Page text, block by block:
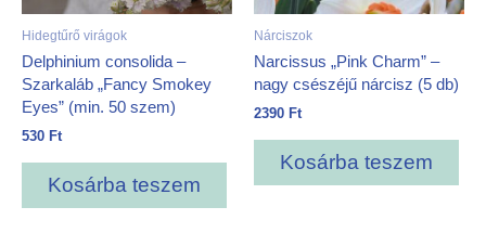
Hidegtűrő virágok
Delphinium consolida –
Szarkaláb „Fancy Smokey
Eyes” (min. 50 szem)
530 Ft
Kosárba teszem
Nárciszok
Narcissus „Pink Charm” –
nagy csészéjű nárcisz (5 db)
2390 Ft
Kosárba teszem